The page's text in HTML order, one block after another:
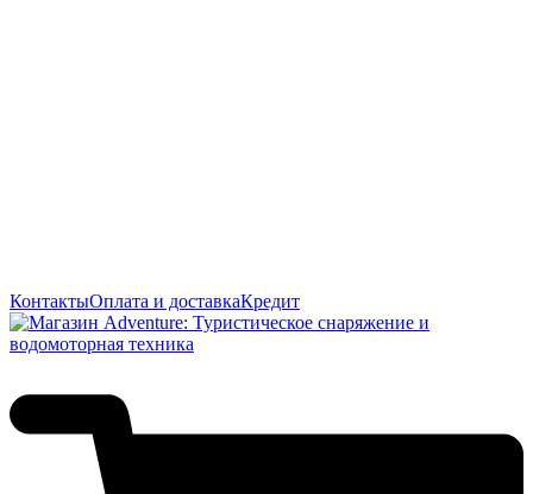
КонтактыОплата и доставкаКредит